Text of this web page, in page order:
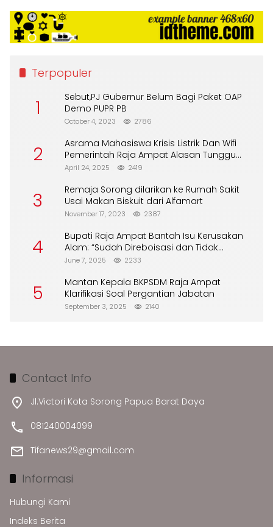
Terpopuler
1
Sebut,PJ Gubernur Belum Bagi Paket OAP
Demo PUPR PB
October 4, 2023 2786
2
Asrama Mahasiswa Krisis Listrik Dan Wifi
Pemerintah Raja Ampat Alasan Tunggu
DPA
April 24, 2025 2419
3
Remaja Sorong dilarikan ke Rumah Sakit
Usai Makan Biskuit dari Alfamart
November 17, 2023 2387
4
Bupati Raja Ampat Bantah Isu Kerusakan
Alam: “Sudah Direboisasi dan Tidak
Merusak Lingkungan”
June 7, 2025 2233
5
Mantan Kepala BKPSDM Raja Ampat
Klarifikasi Soal Pergantian Jabatan
September 3, 2025 2140
Contact Info
Jl.Victori Kota Sorong Papua Barat Daya
081240004099
Tifanews29@gmail.com
Informasi
Hubungi Kami
Indeks Berita